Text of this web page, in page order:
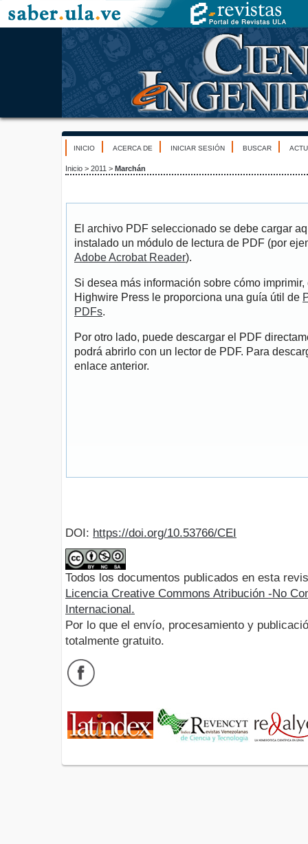
INICIO ACERCA DE INICIAR SESIÓN BUSCAR
Inicio > 2011 > Marchán
El archivo PDF seleccionado se debe cargar
instalado un módulo de lectura de PDF (por
Adobe Acrobat Reader).
Si desea más información sobre cómo
Highwire Press le proporciona una guía útil de
PDFs.
Por otro lado, puede descargar el PDF
podrá abrirlo con un lector de PDF. Para
enlace anterior.
DOI: https://doi.org/10.53766/CEI
Todos los documentos publicados en esta
Licencia Creative Commons Atribución -No
Internacional.
Por lo que el envío, procesamiento y
totalmente gratuito.